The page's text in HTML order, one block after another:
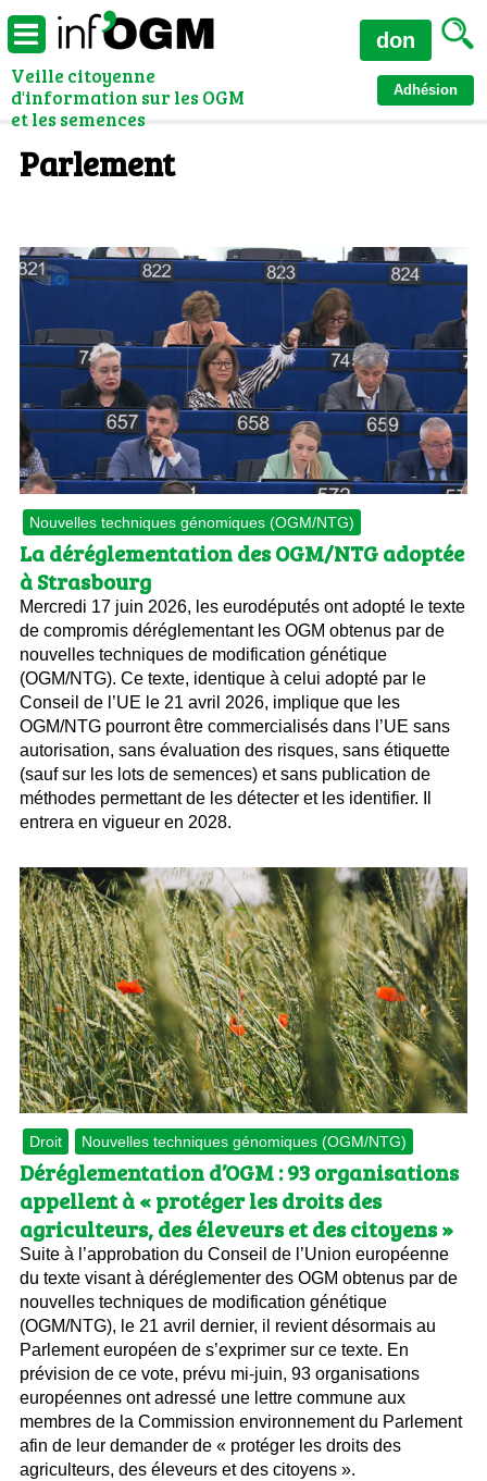
Veille citoyenne
d'information sur les OGM
et les semences
Adhésion
don
Parlement
Nouvelles techniques génomiques (OGM/NTG)
La déréglementation des OGM/NTG adoptée
à Strasbourg
Mercredi 17 juin 2026, les eurodéputés ont adopté le texte
de compromis déréglementant les OGM obtenus par de
nouvelles techniques de modification génétique
(OGM/NTG). Ce texte, identique à celui adopté par le
Conseil de l’UE le 21 avril 2026, implique que les
OGM/NTG pourront être commercialisés dans l’UE sans
autorisation, sans évaluation des risques, sans étiquette
(sauf sur les lots de semences) et sans publication de
méthodes permettant de les détecter et les identifier. Il
entrera en vigueur en 2028.
Droit Nouvelles techniques génomiques (OGM/NTG)
Déréglementation d’OGM : 93 organisations
appellent à « protéger les droits des
agriculteurs, des éleveurs et des citoyens »
Suite à l’approbation du Conseil de l’Union européenne
du texte visant à déréglementer des OGM obtenus par de
nouvelles techniques de modification génétique
(OGM/NTG), le 21 avril dernier, il revient désormais au
Parlement européen de s’exprimer sur ce texte. En
prévision de ce vote, prévu mi-juin, 93 organisations
européennes ont adressé une lettre commune aux
membres de la Commission environnement du Parlement
afin de leur demander de « protéger les droits des
agriculteurs, des éleveurs et des citoyens ».